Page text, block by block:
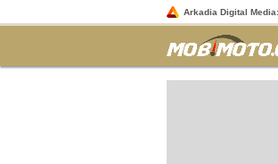
Arkadia Digital Media: